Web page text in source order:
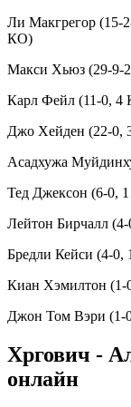
Ли Макгрегор (15-
КО)
Макси Хьюз (29-9-
Карл Фейл (11-0,
Джо Хейден (22-
Асадхужа
Тед Джексон (6-0,
Лейтон Бирчалл
Бредли Кейси (4-
Киан Хэмилтон
Джон Том Вэри
Хргович -
онлайн